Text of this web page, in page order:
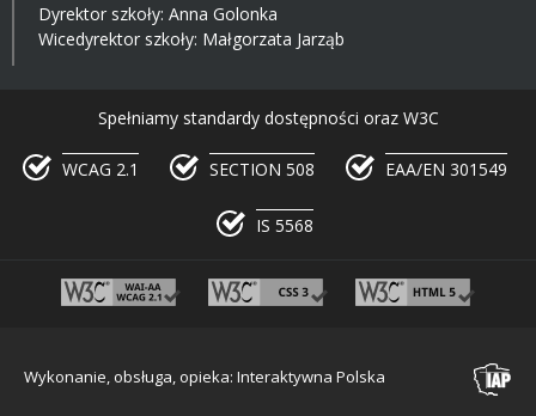
Dyrektor szkoły: Anna Golonka
Wicedyrektor szkoły: Małgorzata Jarząb
Spełniamy standardy dostępności oraz W3C
WCAG 2.1 SECTION 508 EAA/EN 301549
IS 5568
Wykonanie, obsługa, opieka: Interaktywna Polska